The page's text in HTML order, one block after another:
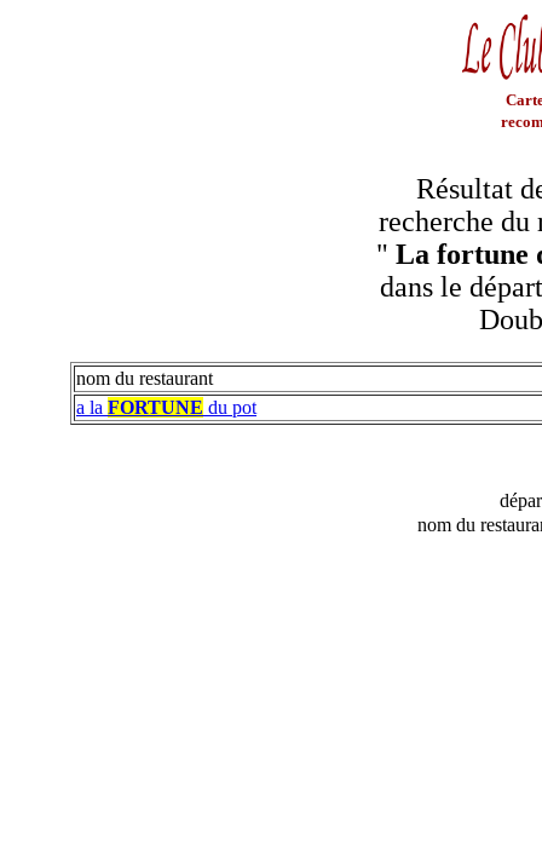
Résultat
recherche du
" La fortune
dans le
nom du restaurant
a la FORTUNE du pot
nom du